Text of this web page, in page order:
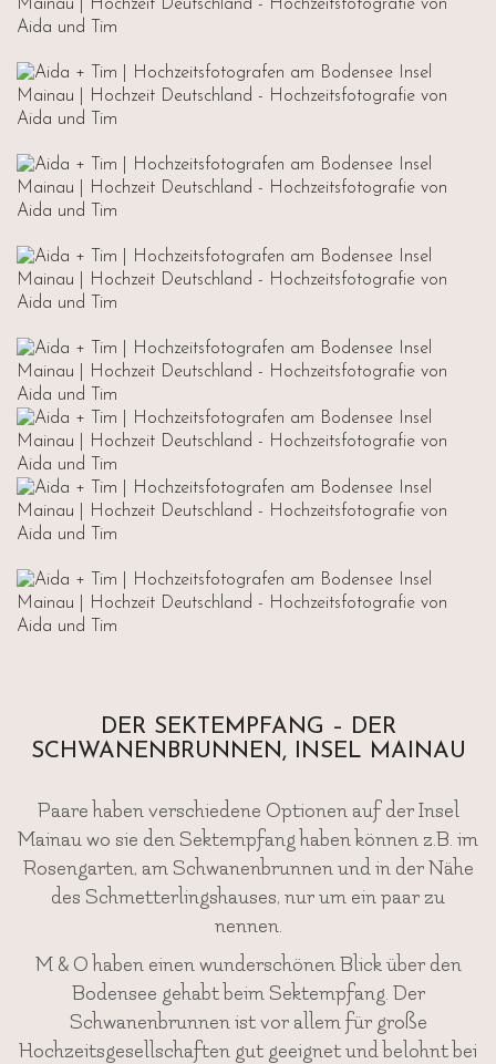
DER SEKTEMPFANG – DER
SCHWANENBRUNNEN, INSEL MAINAU
Paare haben verschiedene Optionen auf der Insel
Mainau wo sie den Sektempfang haben können z.B. im
Rosengarten, am Schwanenbrunnen und in der Nähe
des Schmetterlingshauses, nur um ein paar zu
nennen.
M & O haben einen wunderschönen Blick über den
Bodensee gehabt beim Sektempfang. Der
Schwanenbrunnen ist vor allem für große
Hochzeitsgesellschaften gut geeignet und belohnt bei